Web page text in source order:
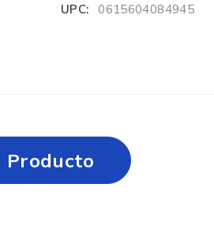
UPC:
0615604084945
Producto